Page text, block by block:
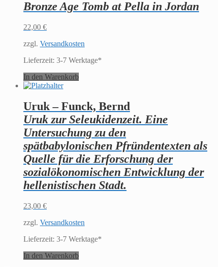
Bronze Age Tomb at Pella in Jordan
22,00 €
zzgl. Versandkosten
Lieferzeit: 3-7 Werktage*
In den Warenkorb
Uruk – Funck, Bernd
Uruk zur Seleukidenzeit. Eine
Untersuchung zu den
spätbabylonischen Pfründentexten als
Quelle für die Erforschung der
sozialökonomischen Entwicklung der
hellenistischen Stadt.
23,00 €
zzgl. Versandkosten
Lieferzeit: 3-7 Werktage*
In den Warenkorb